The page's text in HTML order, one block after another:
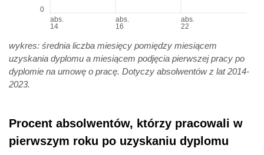
abs.
14
abs.
16
abs.
22
0
wykres: średnia liczba miesięcy pomiędzy miesiącem
uzyskania dyplomu a miesiącem podjęcia pierwszej pracy po
dyplomie na umowę o pracę. Dotyczy absolwentów z lat 2014-
2023.
Procent absolwentów, którzy pracowali w
pierwszym roku po uzyskaniu dyplomu